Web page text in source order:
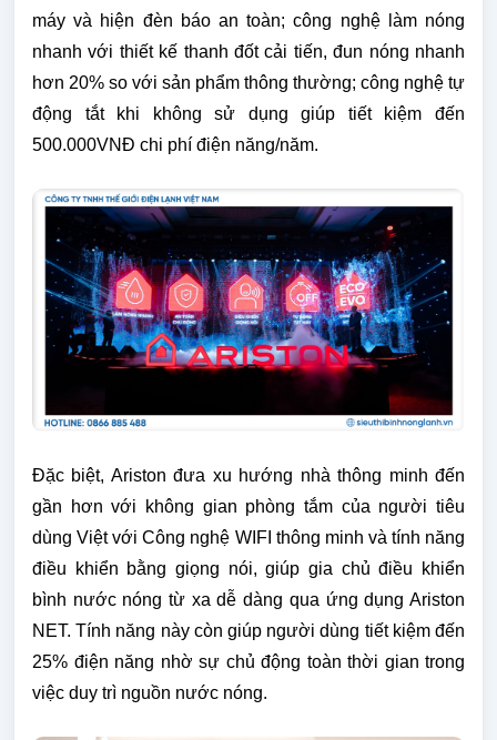
máy và hiện đèn báo an toàn; công nghệ làm nóng
nhanh với thiết kế thanh đốt cải tiến, đun nóng nhanh
hơn 20% so với sản phẩm thông thường; công nghệ tự
động tắt khi không sử dụng giúp tiết kiệm đến
500.000VNĐ chi phí điện năng/năm.
Đặc biệt, Ariston đưa xu hướng nhà thông minh đến
gần hơn với không gian phòng tắm của người tiêu
dùng Việt với Công nghệ WIFI thông minh và tính năng
điều khiển bằng giọng nói, giúp gia chủ điều khiển
bình nước nóng từ xa dễ dàng qua ứng dụng Ariston
NET. Tính năng này còn giúp người dùng tiết kiệm đến
25% điện năng nhờ sự chủ động toàn thời gian trong
việc duy trì nguồn nước nóng.